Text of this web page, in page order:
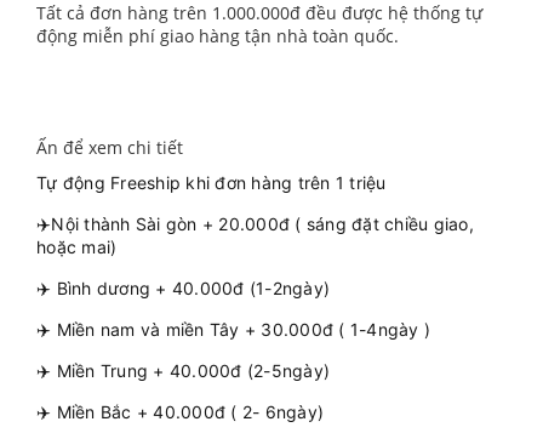
Tất cả đơn hàng trên 1.000.000đ đều được hệ thống tự
động miễn phí giao hàng tận nhà toàn quốc.
Ấn để xem chi tiết
Tự động Freeship khi đơn hàng trên 1 triệu
✈️Nội thành Sài gòn + 20.000đ ( sáng đặt chiều giao,
hoặc mai)
✈️ Bình dương + 40.000đ (1-2ngày)
✈️ Miền nam và miền Tây + 30.000đ ( 1-4ngày )
✈️ Miền Trung + 40.000đ (2-5ngày)
✈️ Miền Bắc + 40.000đ ( 2- 6ngày)